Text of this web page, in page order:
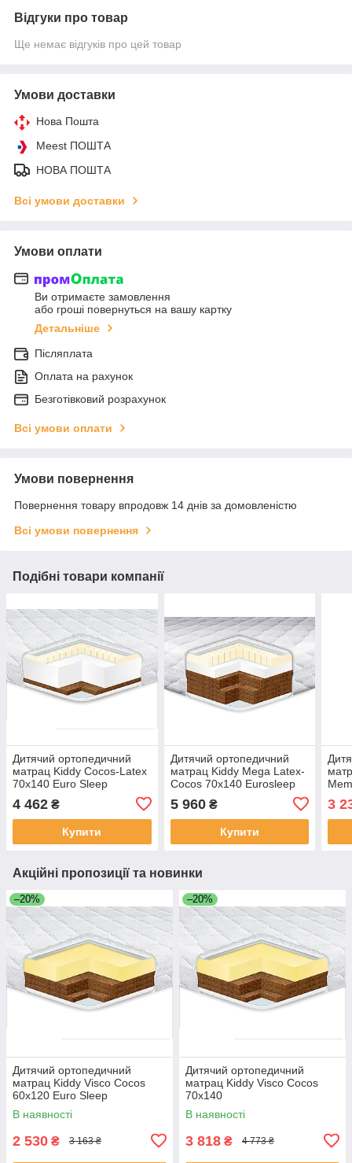
Відгуки про товар
Ще немає відгуків про цей товар
Умови доставки
Нова Пошта
Meest ПОШТА
НОВА ПОШТА
Всі умови доставки
Умови оплати
Ви отримаєте замовлення
або гроші повернуться на вашу картку
Детальніше
Післяплата
Оплата на рахунок
Безготівковий розрахунок
Всі умови оплати
Умови повернення
Повернення товару впродовж 14 днів за домовленістю
Всі умови повернення
Подібні товари компанії
Дитячий ортопедичний
матрац Kiddy Cocos-Latex
70х140 Euro Sleep
4 462 ₴
Купити
Дитячий ортопедичний
матрац Kiddy Mega Latex-
Cocos 70х140 Eurosleep
5 960₴
Купити
3
Акційні пропозиції та новинки
–20%
Дитячий ортопедичний
матрац Kiddy Visco Cocos
60х120 Euro Sleep
В наявності
2 530 ₴ 3 163 ₴
–20%
Дитячий ортопедичний
матрац Kiddy Visco Cocos
70х140
В наявності
3 818 ₴ 4 773 ₴